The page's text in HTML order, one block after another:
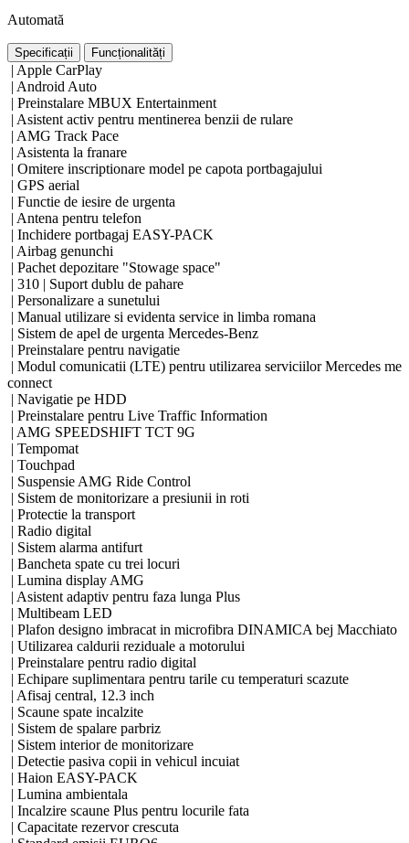
Automată
Specificații Funcționalități
| Apple CarPlay
| Android Auto
| Preinstalare MBUX Entertainment
| Asistent activ pentru mentinerea benzii de rulare
| AMG Track Pace
| Asistenta la franare
| Omitere inscriptionare model pe capota portbagajului
| GPS aerial
| Functie de iesire de urgenta
| Antena pentru telefon
| Inchidere portbagaj EASY-PACK
| Airbag genunchi
| Pachet depozitare "Stowage space"
| 310 | Suport dublu de pahare
| Personalizare a sunetului
| Manual utilizare si evidenta service in limba romana
| Sistem de apel de urgenta Mercedes-Benz
| Preinstalare pentru navigatie
| Modul comunicatii (LTE) pentru utilizarea serviciilor Mercedes me
connect
| Navigatie pe HDD
| Preinstalare pentru Live Traffic Information
| AMG SPEEDSHIFT TCT 9G
| Tempomat
| Touchpad
| Suspensie AMG Ride Control
| Sistem de monitorizare a presiunii in roti
| Protectie la transport
| Radio digital
| Sistem alarma antifurt
| Bancheta spate cu trei locuri
| Lumina display AMG
| Asistent adaptiv pentru faza lunga Plus
| Multibeam LED
| Plafon designo imbracat in microfibra DINAMICA bej Macchiato
| Utilizarea caldurii reziduale a motorului
| Preinstalare pentru radio digital
| Echipare suplimentara pentru tarile cu temperaturi scazute
| Afisaj central, 12.3 inch
| Scaune spate incalzite
| Sistem de spalare parbriz
| Sistem interior de monitorizare
| Detectie pasiva copii in vehicul incuiat
| Haion EASY-PACK
| Lumina ambientala
| Incalzire scaune Plus pentru locurile fata
| Capacitate rezervor crescuta